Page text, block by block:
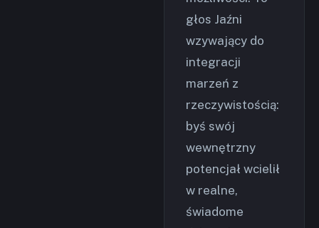
głos Jaźni
wzywający do
integracji
marzeń z
rzeczywistością:
byś swój
wewnętrzny
potencjał wcielił
w realne,
świadome